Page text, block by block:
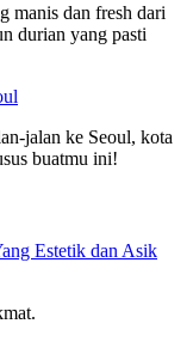
manis dan fresh dari
durian yang pasti
jalan ke Seoul, kota
buatmu ini!
Estetik dan Asik